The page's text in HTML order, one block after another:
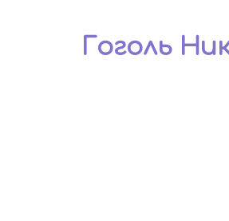
Гоголь